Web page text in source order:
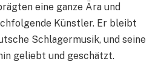
eine ganze Ära und
Künstler. Er bleibt
Schlagermusik, und seine
geliebt und geschätzt.